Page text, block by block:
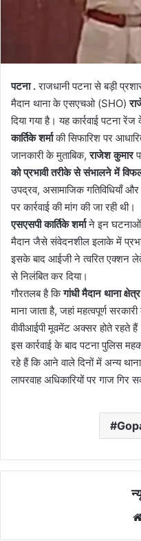
पटना .राजधानी पटना से बड़ी
मैदान थाना के एसएचओ (SHO)
दिया गया है। यह कार्रवाई पटना
कार्तिके शर्माकी सिफारिश पर
जानकारी के मुताबिक,राजेश कुमार
को प्रभावी तरीके से संभालने में
उपद्रव, असामाजिक गतिविधियाँ
पर कार्रवाई की मांग की जा रही थी।
एसएसपी कार्तिके शर्माने इन घटनाओं
मैदान जैसे संवेदनशील इलाके में
इसके बाद आईजी ने त्वरित एक्शन
से निलंबित कर दिया।
गौरतलब है किगांधी मैदान थाना क्षेत्र
माना जाता है, जहां महत्वपूर्ण
वीवीआईपी मूवमेंट अक्सर होते रहते
इस कार्रवाई के बाद पटना पुलिस
रहे हैं कि आने वाले दिनों में अन्य थाना
लापरवाह अधिकारियों पर गाज गिर